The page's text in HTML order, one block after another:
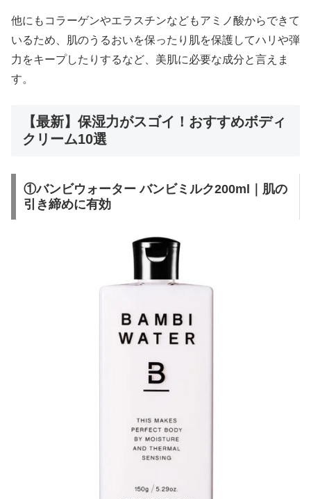
他にもコラーゲンやエラスチンなどもアミノ酸からできて
いるため、肌のうるおいを保ったり肌を保護してハリや弾
力をキープしたりするなど、美肌に必要な成分と言えま
す。
【最新】保湿力がスゴイ！おすすめボディ
クリーム10選
①バンビウォーター バンビミルク200ml｜肌の
引き締めに有効